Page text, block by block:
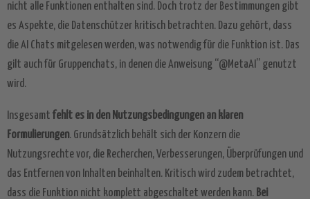
nicht alle Funktionen enthalten sind. Doch trotz der Bestimmungen gibt
es Aspekte, die Datenschützer kritisch betrachten. Dazu gehört, dass
die AI Chats mitgelesen werden, was notwendig für die Funktion ist. Das
gilt auch für Gruppenchats, in denen die Anweisung “@MetaAI” genutzt
wird.
Insgesamt fehlt es in den Nutzungsbedingungen an klaren
Formulierungen. Grundsätzlich behält sich der Konzern die
Nutzungsrechte vor, die Recherchen, Verbesserungen, Überprüfungen und
das Entfernen von Inhalten beinhalten. Kritisch wird zudem betrachtet,
dass die Funktion nicht komplett abgeschaltet werden kann. Bei